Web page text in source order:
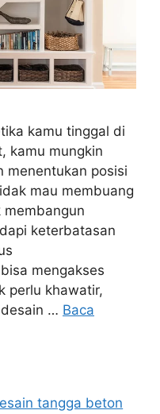
kamu tinggal di
kamu mungkin
menentukan posisi
mau membuang
keterbatasan
mengakses
perlu khawatir,
… Baca
tangga beton